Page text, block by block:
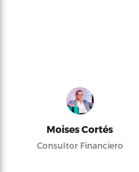
Moises Cortés
Consultor Financiero